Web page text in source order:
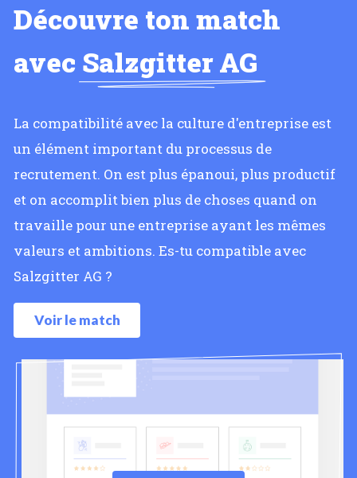
Découvre ton match
avec Salzgitter AG
La compatibilité avec la culture d'entreprise est
un élément important du processus de
recrutement. On est plus épanoui, plus productif
et on accomplit bien plus de choses quand on
travaille pour une entreprise ayant les mêmes
valeurs et ambitions. Es-tu compatible avec
Salzgitter AG ?
Voir le match